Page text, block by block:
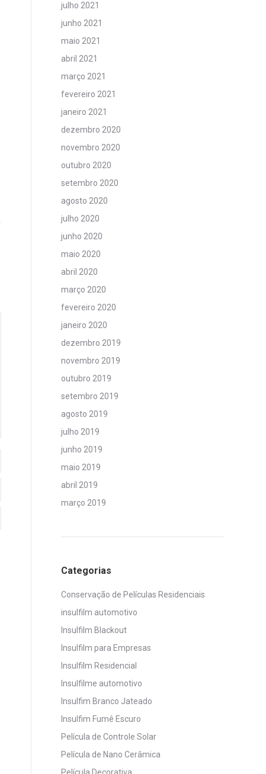
julho 2021
junho 2021
maio 2021
abril 2021
março 2021
fevereiro 2021
janeiro 2021
dezembro 2020
novembro 2020
outubro 2020
setembro 2020
agosto 2020
julho 2020
junho 2020
maio 2020
abril 2020
março 2020
fevereiro 2020
janeiro 2020
dezembro 2019
novembro 2019
outubro 2019
setembro 2019
agosto 2019
julho 2019
junho 2019
maio 2019
abril 2019
março 2019
Categorias
Conservação de Películas Residenciais
insulfilm automotivo
Insulfilm Blackout
Insulfilm para Empresas
Insulfilm Residencial
Insulfilme automotivo
Insulfim Branco Jateado
Insulfim Fumê Escuro
Película de Controle Solar
Película de Nano Cerâmica